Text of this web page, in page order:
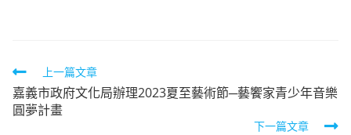
Read
more
articles
上一篇文章
嘉義市政府文化局辦理2023夏至藝術節─藝饗家青少年音樂
圓夢計畫
下一篇文章